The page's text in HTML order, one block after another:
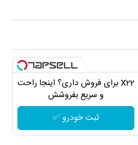
X22 برای فروش داری؟ اینجا راحت
و سریع بفروشش
ثبت خودرو ✅